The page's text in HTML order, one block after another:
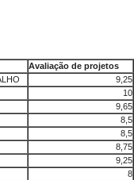
Avaliação de projetos
9,25
10
9,65
8,5
8,5
8,75
9,25
8